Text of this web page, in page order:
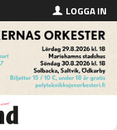
LOGGA IN